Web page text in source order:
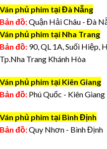
Ván phủ phim tại Đà Nẵng
Bản đồ:Quận Hải Châu - Đà
Ván phủ phim tại Nha Trang
Bản đồ: 90, QL 1A, Suối Hiệp,
Tp.Nha Trang Khánh Hòa
Ván phủ phim tại Kiên Giang
Bản đồ: Phú Quốc - Kiên Giang
Ván phủ phim tại Bình Định
Bản đồ:Quy Nhơn - Bình Định